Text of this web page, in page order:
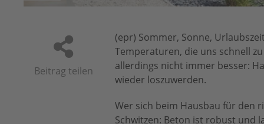
Beitrag teilen
(epr) Sommer, Sonne,
Temperaturen, die uns schnell
allerdings nicht immer besser:
wieder loszuwerden.
Wer sich beim Hausbau für den
Schwitzen: Beton ist robust und